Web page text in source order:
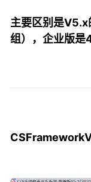
主要区别是
组），企业版是